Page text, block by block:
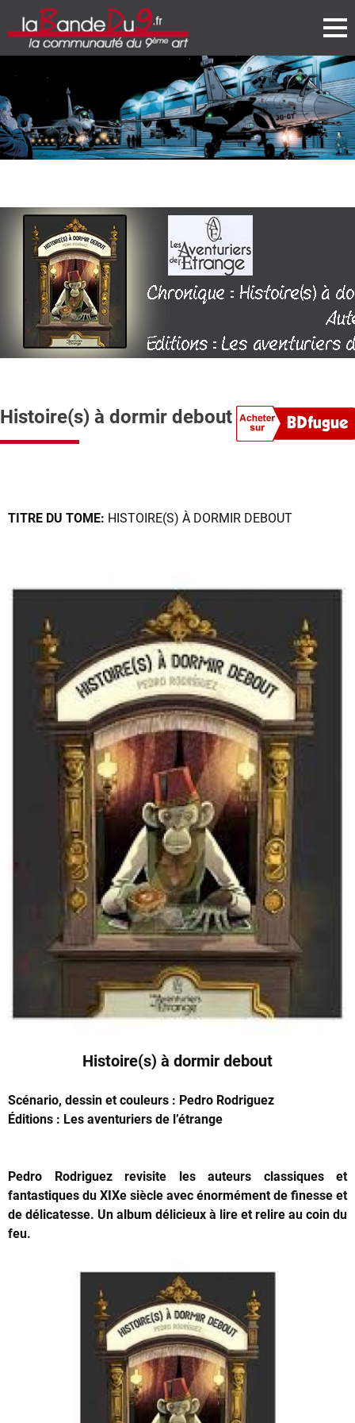
Histoire(s) à dormir debout
TITRE DU TOME: HISTOIRE(S) À DORMIR DEBOUT
Histoire(s) à dormir debout
Scénario, dessin et couleurs : Pedro Rodriguez
Éditions : Les aventuriers de l’étrange
Pedro Rodriguez revisite les auteurs classiques et
fantastiques du XIXe siècle avec énormément de finesse et
de délicatesse. Un album délicieux à lire et relire au coin du
feu.